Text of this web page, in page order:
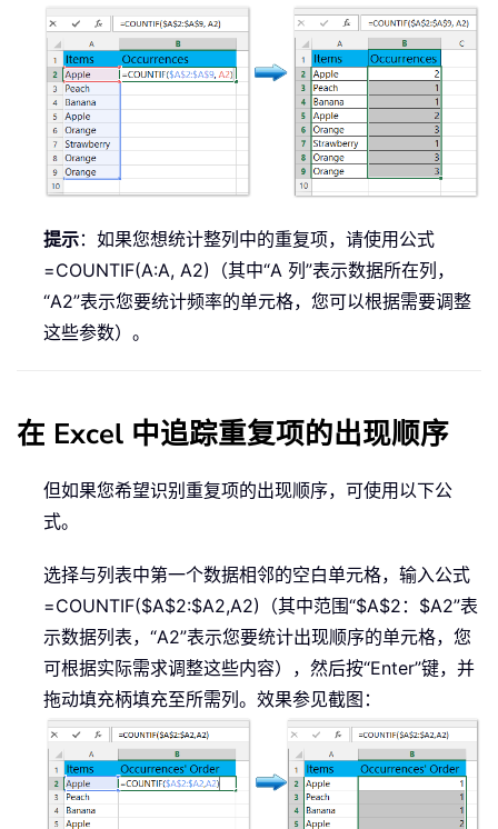
提示：如果您想统计整列中的重复项，请使用公式
=COUNTIF(A:A, A2) （其中“A 列”表示数据所在列，
“A2”表示您要统计频率的单元格，您可以根据需要调整
这些参数）。
在 Excel 中追踪重复项的出现顺序
但如果您希望识别重复项的出现顺序，可使用以下公
式。
选择与列表中第一个数据相邻的空白单元格，输入公式
=COUNTIF($A$2:$A2,A2) （其中范围“$A$2：$A2”表
示数据列表，“A2”表示您要统计出现顺序的单元格，您
可根据实际需求调整这些内容），然后按“Enter”键，并
拖动填充柄填充至所需列。效果参见截图：